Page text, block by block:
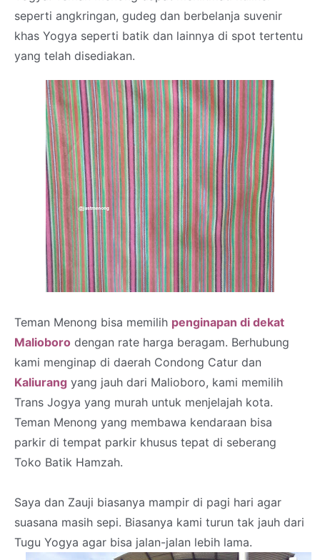
seperti angkringan, gudeg dan berbelanja suvenir
khas Yogya seperti batik dan lainnya di spot tertentu
yang telah disediakan.
Teman Menong bisa memilih penginapan di dekat
Malioboro dengan rate harga beragam. Berhubung
kami menginap di daerah Condong Catur dan
Kaliurang yang jauh dari Malioboro, kami memilih
Trans Jogya yang murah untuk menjelajah kota.
Teman Menong yang membawa kendaraan bisa
parkir di tempat parkir khusus tepat di seberang
Toko Batik Hamzah.
Saya dan Zauji biasanya mampir di pagi hari agar
suasana masih sepi. Biasanya kami turun tak jauh dari
Tugu Yogya agar bisa jalan-jalan lebih lama.